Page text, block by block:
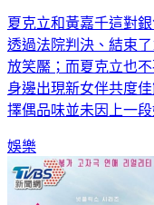
夏克立和黃嘉千這對
透過法院判決、結束
放笑靨；而夏克立也
身邊出現新女伴共度
擇偶品味並未因上一
娛樂